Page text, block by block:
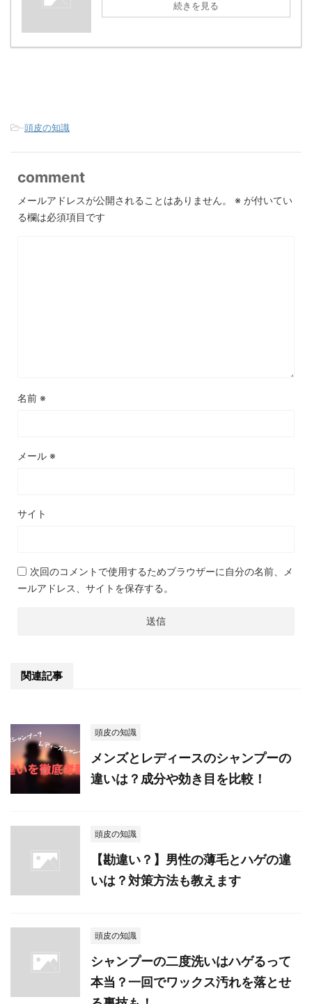
続きを見る
-頭皮の知識
comment
メールアドレスが公開されることはありません。 ※ が付いてい
る欄は必須項目です
名前 ※
メール ※
サイト
次回のコメントで使用するためブラウザーに自分の名前、メ
ールアドレス、サイトを保存する。
関連記事
頭皮の知識
メンズとレディースのシャンプーの
違いは？成分や効き目を比較！
頭皮の知識
【勘違い？】男性の薄毛とハゲの違
いは？対策方法も教えます
頭皮の知識
シャンプーの二度洗いはハゲるって
本当？一回でワックス汚れを落とせ